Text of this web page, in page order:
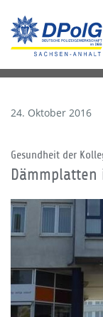
24. Oktober 2016
Gesundheit der